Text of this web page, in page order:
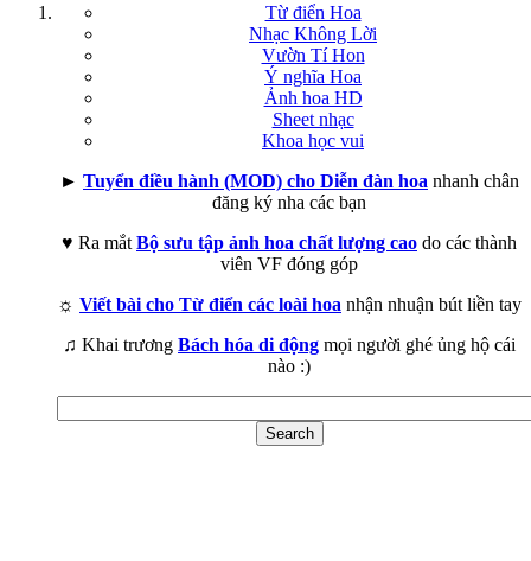
Từ điển Hoa
Nhạc Không Lời
Vườn Tí Hon
Ý nghĩa Hoa
Ảnh hoa HD
Sheet nhạc
Khoa học vui
► Tuyển điều hành (MOD) cho Diễn đàn hoa nhanh chân
đăng ký nha các bạn
♥ Ra mắt Bộ sưu tập ảnh hoa chất lượng cao do các thành
viên VF đóng góp
☼ Viết bài cho Từ điển các loài hoa nhận nhuận bút liền tay
♫ Khai trương Bách hóa di động mọi người ghé ủng hộ cái
nào :)